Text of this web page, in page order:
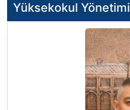
Yüksekokul Yönetimi